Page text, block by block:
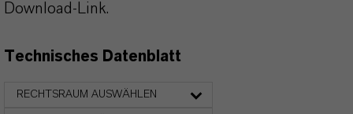
Download-Link.
Technisches Datenblatt
RECHTSRAUM AUSWÄHLEN